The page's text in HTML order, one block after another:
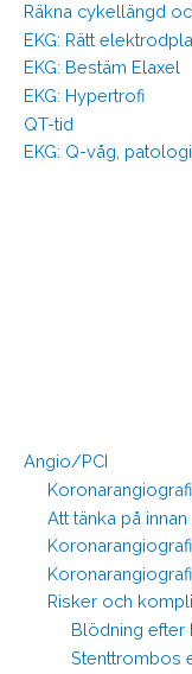
Räkna cykellängd
EKG: Rätt
EKG: Bestäm Elaxel
EKG: Hypertrofi
QT-tid
EKG: Q-våg,
Angio/PCI
Att tänka på
Risker och
Blödning efter
Stenttrombos